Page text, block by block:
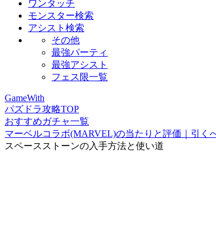
ワンタッチ
モンスター検索
アシスト検索
その他
最強パーティ
最強アシスト
フェス限一覧
GameWith
パズドラ攻略TOP
おすすめガチャ一覧
マーベルコラボ(MARVEL)の当たりと評価｜引く
スペースストーンの入手方法と使い道